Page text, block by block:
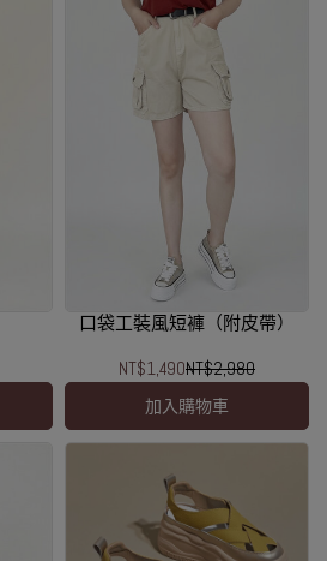
口袋工裝風短褲（附皮帶）
NT$1,490NT$2,980
加入購物車